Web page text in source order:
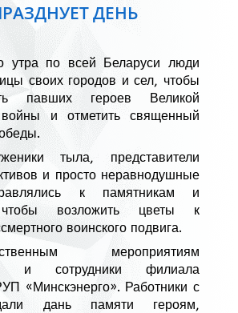
ДЕНЬ
утра по всей Беларуси люди
своих городов и сел, чтобы
павших героев Великой
войны и отметить священный
тыла, представители
и просто неравнодушные
к памятникам и
возложить цветы к
воинского подвига.
мероприятиям
и сотрудники филиала
«Минскэнерго». Работники с
дань памяти героям,